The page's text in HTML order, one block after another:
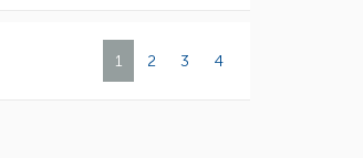
1 2 3 4